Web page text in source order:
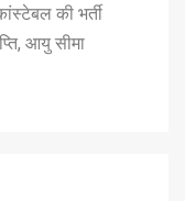
की भर्ती
आयु सीमा